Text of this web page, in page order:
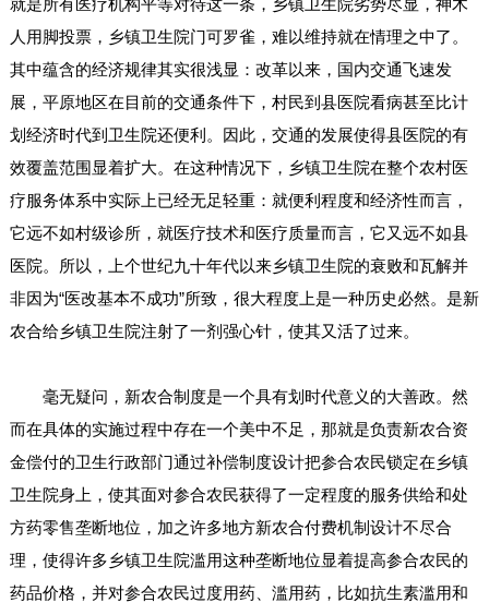
就是所有医疗机构平等对待这一条，乡镇卫生院劣势尽显，神木
人用脚投票，乡镇卫生院门可罗雀，难以维持就在情理之中了。
其中蕴含的经济规律其实很浅显：改革以来，国内交通飞速发
展，平原地区在目前的交通条件下，村民到县医院看病甚至比计
划经济时代到卫生院还便利。因此，交通的发展使得县医院的有
效覆盖范围显着扩大。在这种情况下，乡镇卫生院在整个农村医
疗服务体系中实际上已经无足轻重：就便利程度和经济性而言，
它远不如村级诊所，就医疗技术和医疗质量而言，它又远不如县
医院。所以，上个世纪九十年代以来乡镇卫生院的衰败和瓦解并
非因为“医改基本不成功”所致，很大程度上是一种历史必然。是新
农合给乡镇卫生院注射了一剂强心针，使其又活了过来。
毫无疑问，新农合制度是一个具有划时代意义的大善政。然
而在具体的实施过程中存在一个美中不足，那就是负责新农合资
金偿付的卫生行政部门通过补偿制度设计把参合农民锁定在乡镇
卫生院身上，使其面对参合农民获得了一定程度的服务供给和处
方药零售垄断地位，加之许多地方新农合付费机制设计不尽合
理，使得许多乡镇卫生院滥用这种垄断地位显着提高参合农民的
药品价格，并对参合农民过度用药、滥用药，比如抗生素滥用和